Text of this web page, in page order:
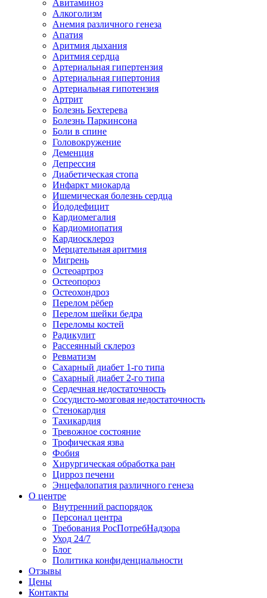
Авитаминоз
Алкоголизм
Анемия различного генеза
Апатия
Аритмия дыхания
Аритмия сердца
Артериальная гипертензия
Артериальная гипертония
Артериальная гипотензия
Артрит
Болезнь Бехтерева
Болезнь Паркинсона
Боли в спине
Головокружение
Деменция
Депрессия
Диабетическая стопа
Инфаркт миокарда
Ишемическая болезнь сердца
Йододефицит
Кардиомегалия
Кардиомиопатия
Кардиосклероз
Мерцательная аритмия
Мигрень
Остеоартроз
Остеопороз
Остеохондроз
Перелом рёбер
Перелом шейки бедра
Переломы костей
Радикулит
Рассеянный склероз
Ревматизм
Сахарный диабет 1-го типа
Сахарный диабет 2-го типа
Сердечная недостаточность
Сосудисто-мозговая недостаточность
Стенокардия
Тахикардия
Тревожное состояние
Трофическая язва
Фобия
Хирургическая обработка ран
Цирроз печени
Энцефалопатия различного генеза
О центре
Внутренний распорядок
Персонал центра
Требования РосПотребНадзора
Уход 24/7
Блог
Политика конфиденциальности
Отзывы
Цены
Контакты